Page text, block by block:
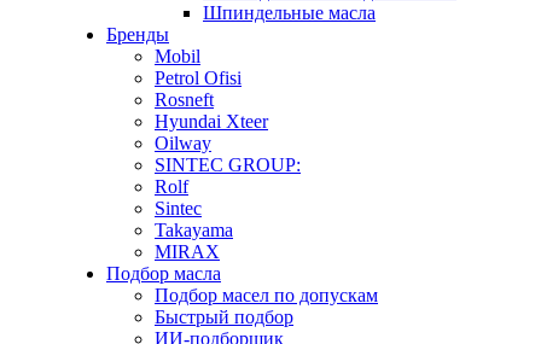
Шпиндельные масла
Бренды
Mobil
Petrol Ofisi
Rosneft
Hyundai Xteer
Oilway
SINTEC GROUP:
Rolf
Sintec
Takayama
MIRAX
Подбор масла
Подбор масел по допускам
Быстрый подбор
ИИ-подборщик